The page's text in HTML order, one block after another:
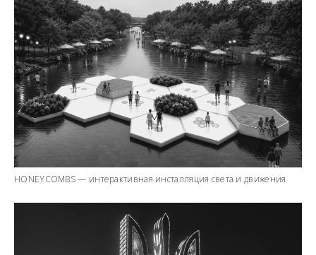
HONEYCOMBS — интерактивная инсталляция света и движения